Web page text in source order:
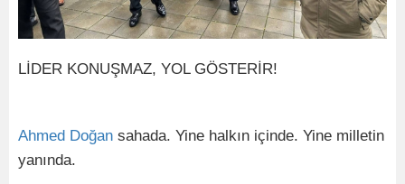
LİDER KONUŞMAZ, YOL GÖSTERİR!
Ahmed Doğan sahada. Yine halkın içinde. Yine milletin
yanında.